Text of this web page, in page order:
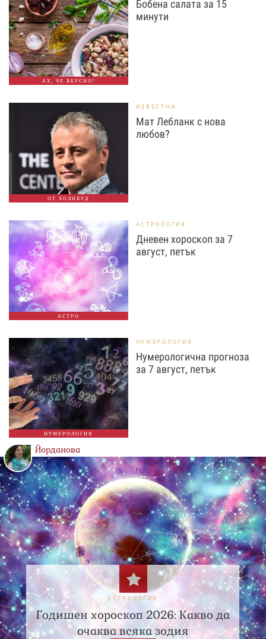
АХ, ЧЕ ВКУСНО!
Бобена салата за 15
минути
ОТ ХОЛИВУД
ИЗВЕСТНИ
Мат Лебланк с нова
любов?
АСТРО
АСТРОЛОГИЯ
Дневен хороскоп за 7
август, петък
НУМЕРОЛОГИЯ
НУМЕРОЛОГИЯ
Нумерологична прогноза
за 7 август, петък
Йорданова
АСТРОЛОГИЯ
Годишен хороскоп 2026: Какво да
очаква всяка зодия